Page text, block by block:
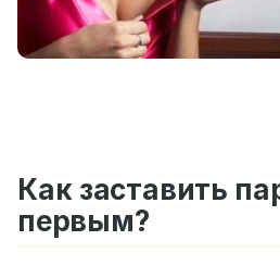
Как заставить
первым?